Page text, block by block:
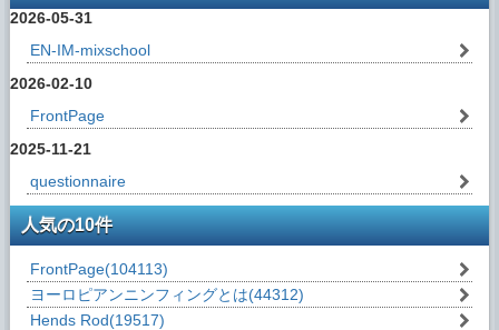
2026-05-31
EN-IM-mixschool
2026-02-10
FrontPage
2025-11-21
questionnaire
人気の10件
FrontPage(104113)
ヨーロピアンニンフィングとは(44312)
Hends Rod(19517)